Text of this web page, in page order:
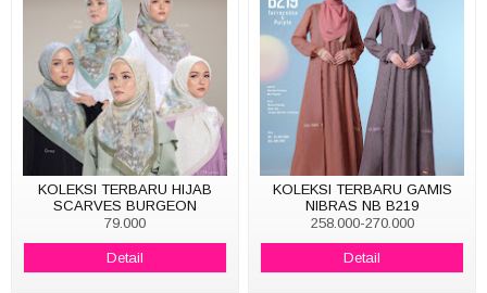
KOLEKSI TERBARU HIJAB
SCARVES BURGEON
79.000
Detail
KOLEKSI TERBARU GAMIS
NIBRAS NB B219
258.000-270.000
Detail